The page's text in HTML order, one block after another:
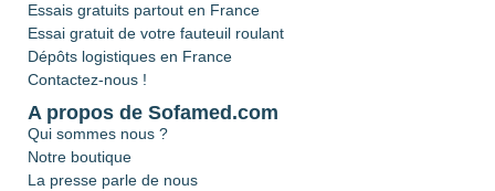
Essais gratuits partout en France
Essai gratuit de votre fauteuil roulant
Dépôts logistiques en France
Contactez-nous !
A propos de Sofamed.com
Qui sommes nous ?
Notre boutique
La presse parle de nous